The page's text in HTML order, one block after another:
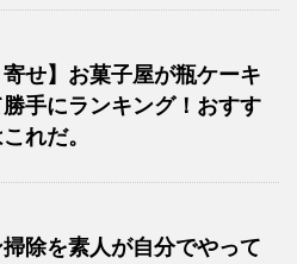
寄せ】お菓子屋が瓶ケーキ
手にランキング！おすす
れだ。
除を素人が自分でやって